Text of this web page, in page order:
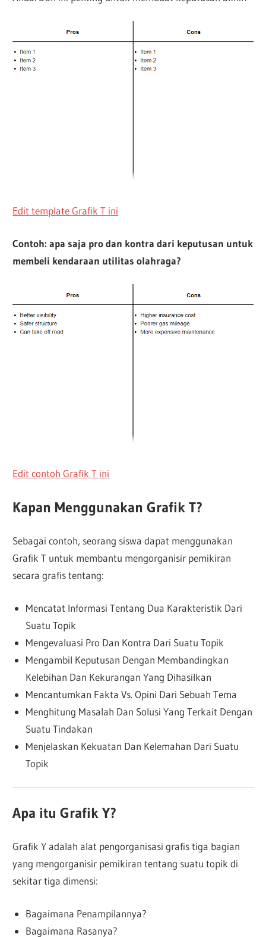
Edit template Grafik T ini
Contoh: apa saja pro dan kontra dari keputusan untuk
membeli kendaraan utilitas olahraga?
Edit contoh Grafik T ini
Kapan Menggunakan Grafik T?
Sebagai contoh, seorang siswa dapat menggunakan
Grafik T untuk membantu mengorganisir pemikiran
secara grafis tentang:
Mencatat Informasi Tentang Dua Karakteristik Dari
Suatu Topik
Mengevaluasi Pro Dan Kontra Dari Suatu Topik
Mengambil Keputusan Dengan Membandingkan
Kelebihan Dan Kekurangan Yang Dihasilkan
Mencantumkan Fakta Vs. Opini Dari Sebuah Tema
Menghitung Masalah Dan Solusi Yang Terkait Dengan
Suatu Tindakan
Menjelaskan Kekuatan Dan Kelemahan Dari Suatu
Topik
Apa itu Grafik Y?
Grafik Y adalah alat pengorganisasi grafis tiga bagian
yang mengorganisir pemikiran tentang suatu topik di
sekitar tiga dimensi:
Bagaimana Penampilannya?
Bagaimana Rasanya?